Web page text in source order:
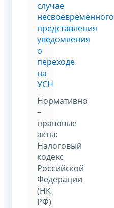
случае
несвоевременного
представления
уведомления
о
переходе
на
УСН
Нормативно
–
правовые
акты:
Налоговый
кодекс
Российской
Федерации
(НК
РФ)